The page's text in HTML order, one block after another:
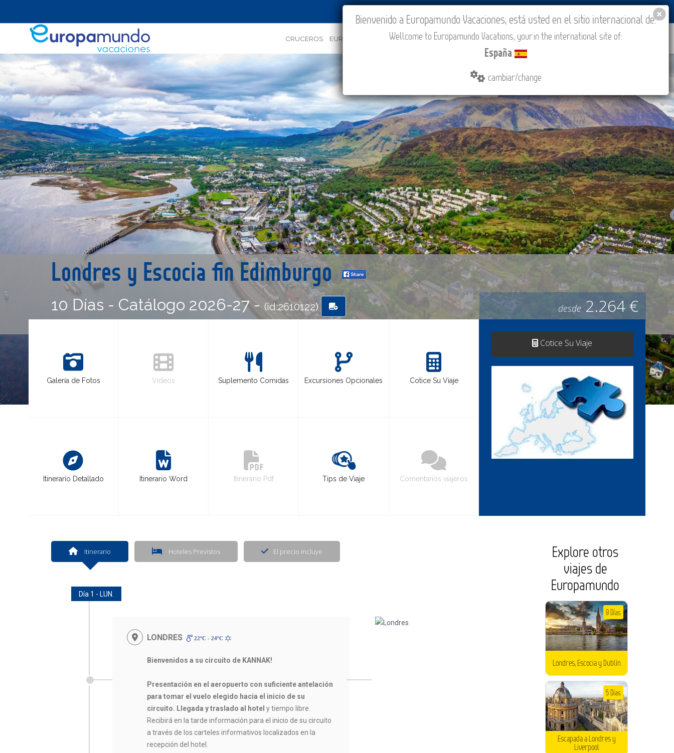
CRUCEROS EUROPA ORIENTE PROMOCIONES COMPRAR CONTACTO MÁS
Londres y Escocia fin Edimburgo
10 Días - Catálogo 2026-27 -(id:2610122)
Galería de Fotos Videos Suplemento Comidas Excursiones Opcionales Cotice Su Viaje
Itinerario Detallado Itinerario Word Itinerario Pdf Tips de Viaje Comentarios viajeros
desde 2.264 €
Cotice Su Viaje
Itinerario Hoteles Previstos El precio incluye
Día 1 - LUN.
LONDRES 22ºC - 24ºC
Bienvenidos a su circuito de KANNAK!
Presentación en el aeropuerto con suficiente antelación
para tomar el vuelo elegido hacia el inicio de su
circuito. Llegada y traslado al hotel y tiempo libre.
Recibirá en la tarde información para el inicio de su circuito
a través de los carteles informativos localizados en la
recepción del hotel.
Explore otros
viajes de
Europamundo
Londres, Escocia y Dublín
9 Días
Escapada a Londres y
Liverpool
5 Días
Bienvenido a Europamundo Vacaciones, está usted en el sitio internacional de:
Wellcome to Europamundo Vacations, your in the international site of:
España
cambiar/change